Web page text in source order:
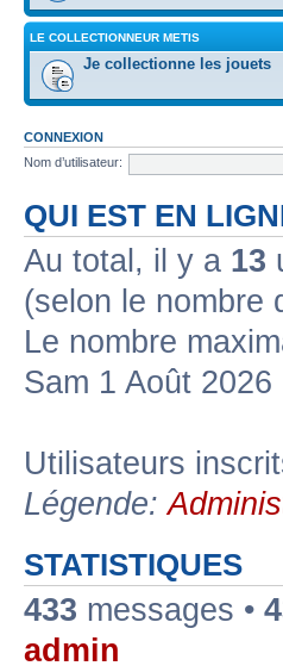
LE COLLECTIONNEUR METIS
Je collectionne les jouets
CONNEXION
Nom d’utilisateur:
QUI EST EN
Au total, il y a 13
(selon le nombre
Le nombre
Sam 1 Août 2026
Utilisateurs
Légende:
STATISTIQUES
433 messages •
admin